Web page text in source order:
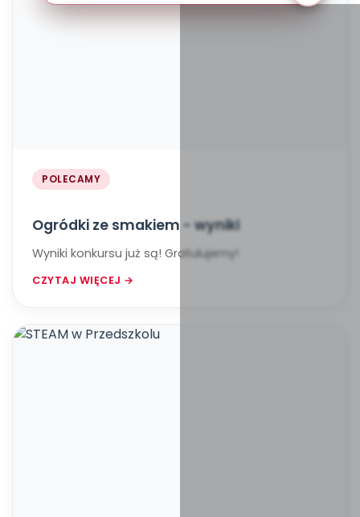
POLECAMY
Ogródki ze smakiem - wyniki
Wyniki konkursu już są! Gratulujemy!
CZYTAJ WIĘCEJ →